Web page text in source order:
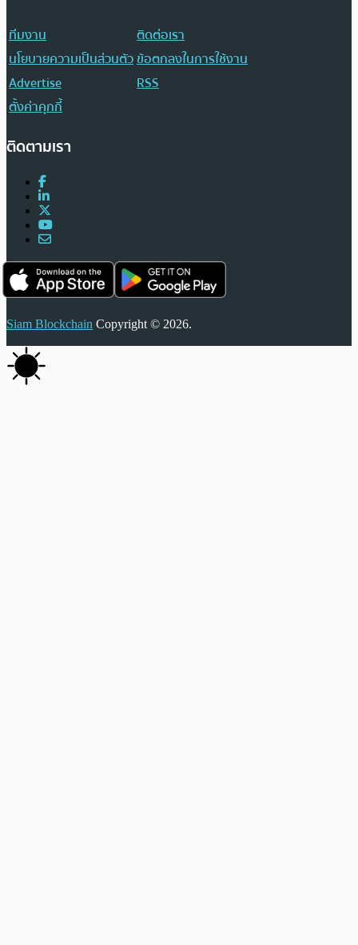
ทีมงาน
ติดต่อเรา
นโยบายความเป็นส่วนตัวข้อตกลงในการใช้งาน
Advertise
RSS
ตั้งค่าคุกกี้
ติดตามเรา
Siam Blockchain Copyright © 2026.